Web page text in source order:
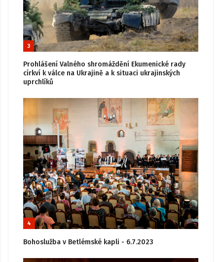
3
Prohlášení Valného shromáždění Ekumenické rady
církví k válce na Ukrajině a k situaci ukrajinských
uprchlíků
4
Bohoslužba v Betlémské kapli - 6.7.2023